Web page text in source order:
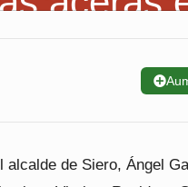
➕
alcalde de Siero, Ángel